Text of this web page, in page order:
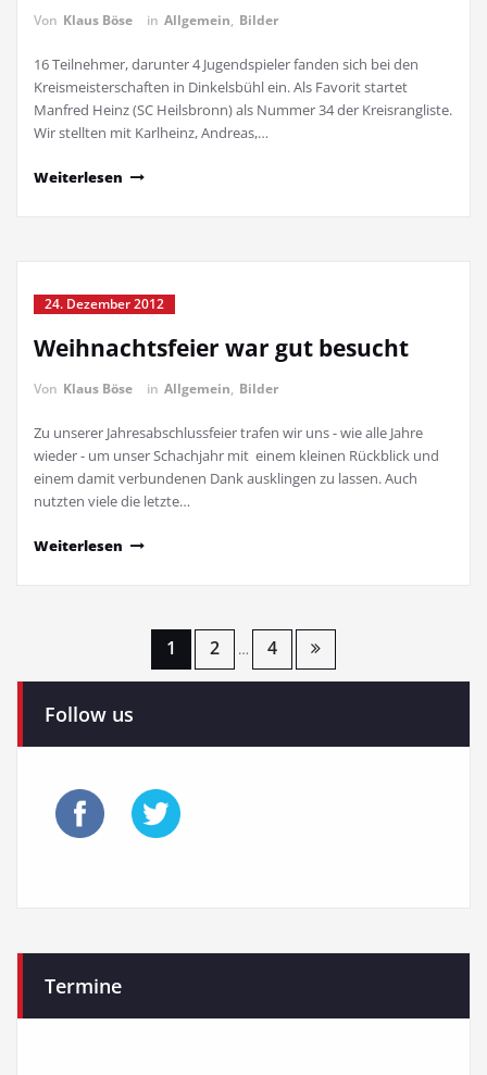
Von Klaus Böse in Allgemein, Bilder
16 Teilnehmer, darunter 4 Jugendspieler fanden sich bei den
Kreismeisterschaften in Dinkelsbühl ein. Als Favorit startet
Manfred Heinz (SC Heilsbronn) als Nummer 34 der Kreisrangliste.
Wir stellten mit Karlheinz, Andreas,…
Weiterlesen
24. Dezember 2012
Weihnachtsfeier war gut besucht
Von Klaus Böse in Allgemein, Bilder
Zu unserer Jahresabschlussfeier trafen wir uns - wie alle Jahre
wieder - um unser Schachjahr mit einem kleinen Rückblick und
einem damit verbundenen Dank ausklingen zu lassen. Auch
nutzten viele die letzte…
Weiterlesen
Seitennummerierung
Beiträge
1 2 … 4
Follow us
Termine